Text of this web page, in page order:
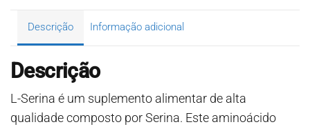
Descrição Informação adicional
Descrição
L-Serina é um suplemento alimentar de alta
qualidade composto por Serina. Este aminoácido